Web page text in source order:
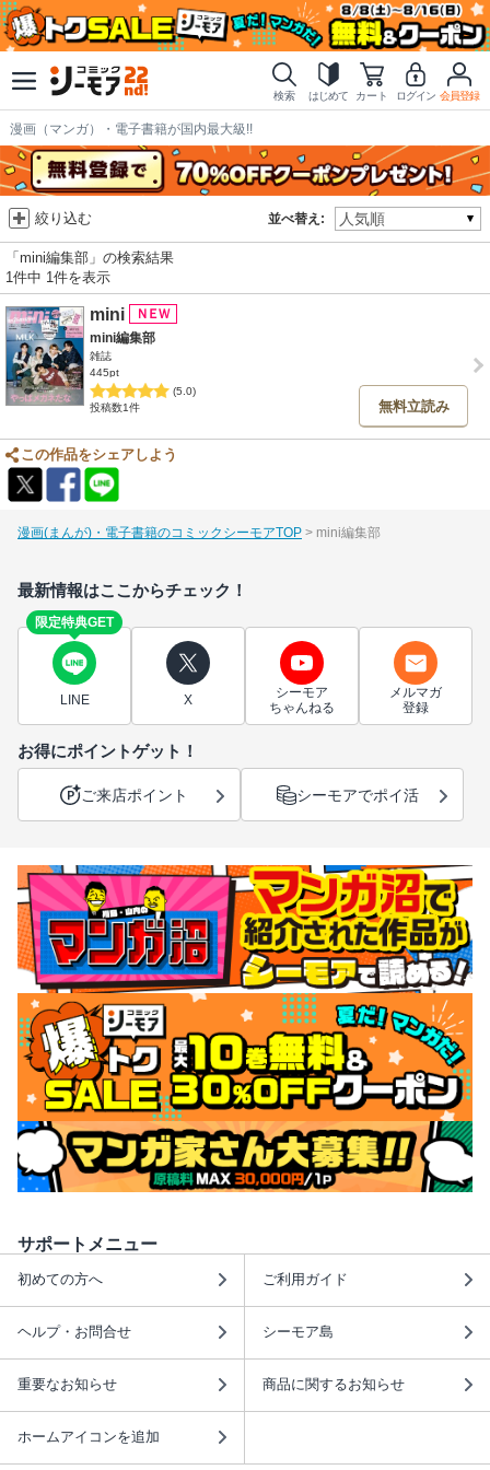
検索 はじめて カート ログイン 会員登録
漫画（マンガ）・電子書籍が国内最大級!!
並べ替え:
絞り込む
「mini編集部」の検索結果
1件中 1件を表示
mini
mini編集部
雑誌
445pt
(5.0)
投稿数1件
無料立読み
この作品をシェアしよう
漫画(まんが)・電子書籍のコミックシーモアTOP mini編集部
最新情報はここからチェック！
限定特典GET
LINE X
シーモア
ちゃんねる
メルマガ
登録
お得にポイントゲット！
ご来店ポイント シーモアでポイ活
サポートメニュー
初めての方へ ご利用ガイド
ヘルプ・お問合せ シーモア島
重要なお知らせ 商品に関するお知らせ
ホームアイコンを追加